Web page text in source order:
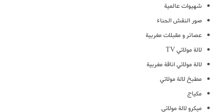
شهيوات عالمية
صور النقش الحناء
عصائر و مقبلات مغربية
لالة مولاتي TV
لالة مولاتي اناقة مغربية
مطبخ لالة مولاتي
مكياج
ميكرو لالة مولاتي